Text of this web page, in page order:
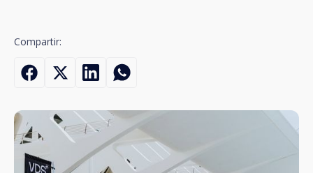
Compartir: